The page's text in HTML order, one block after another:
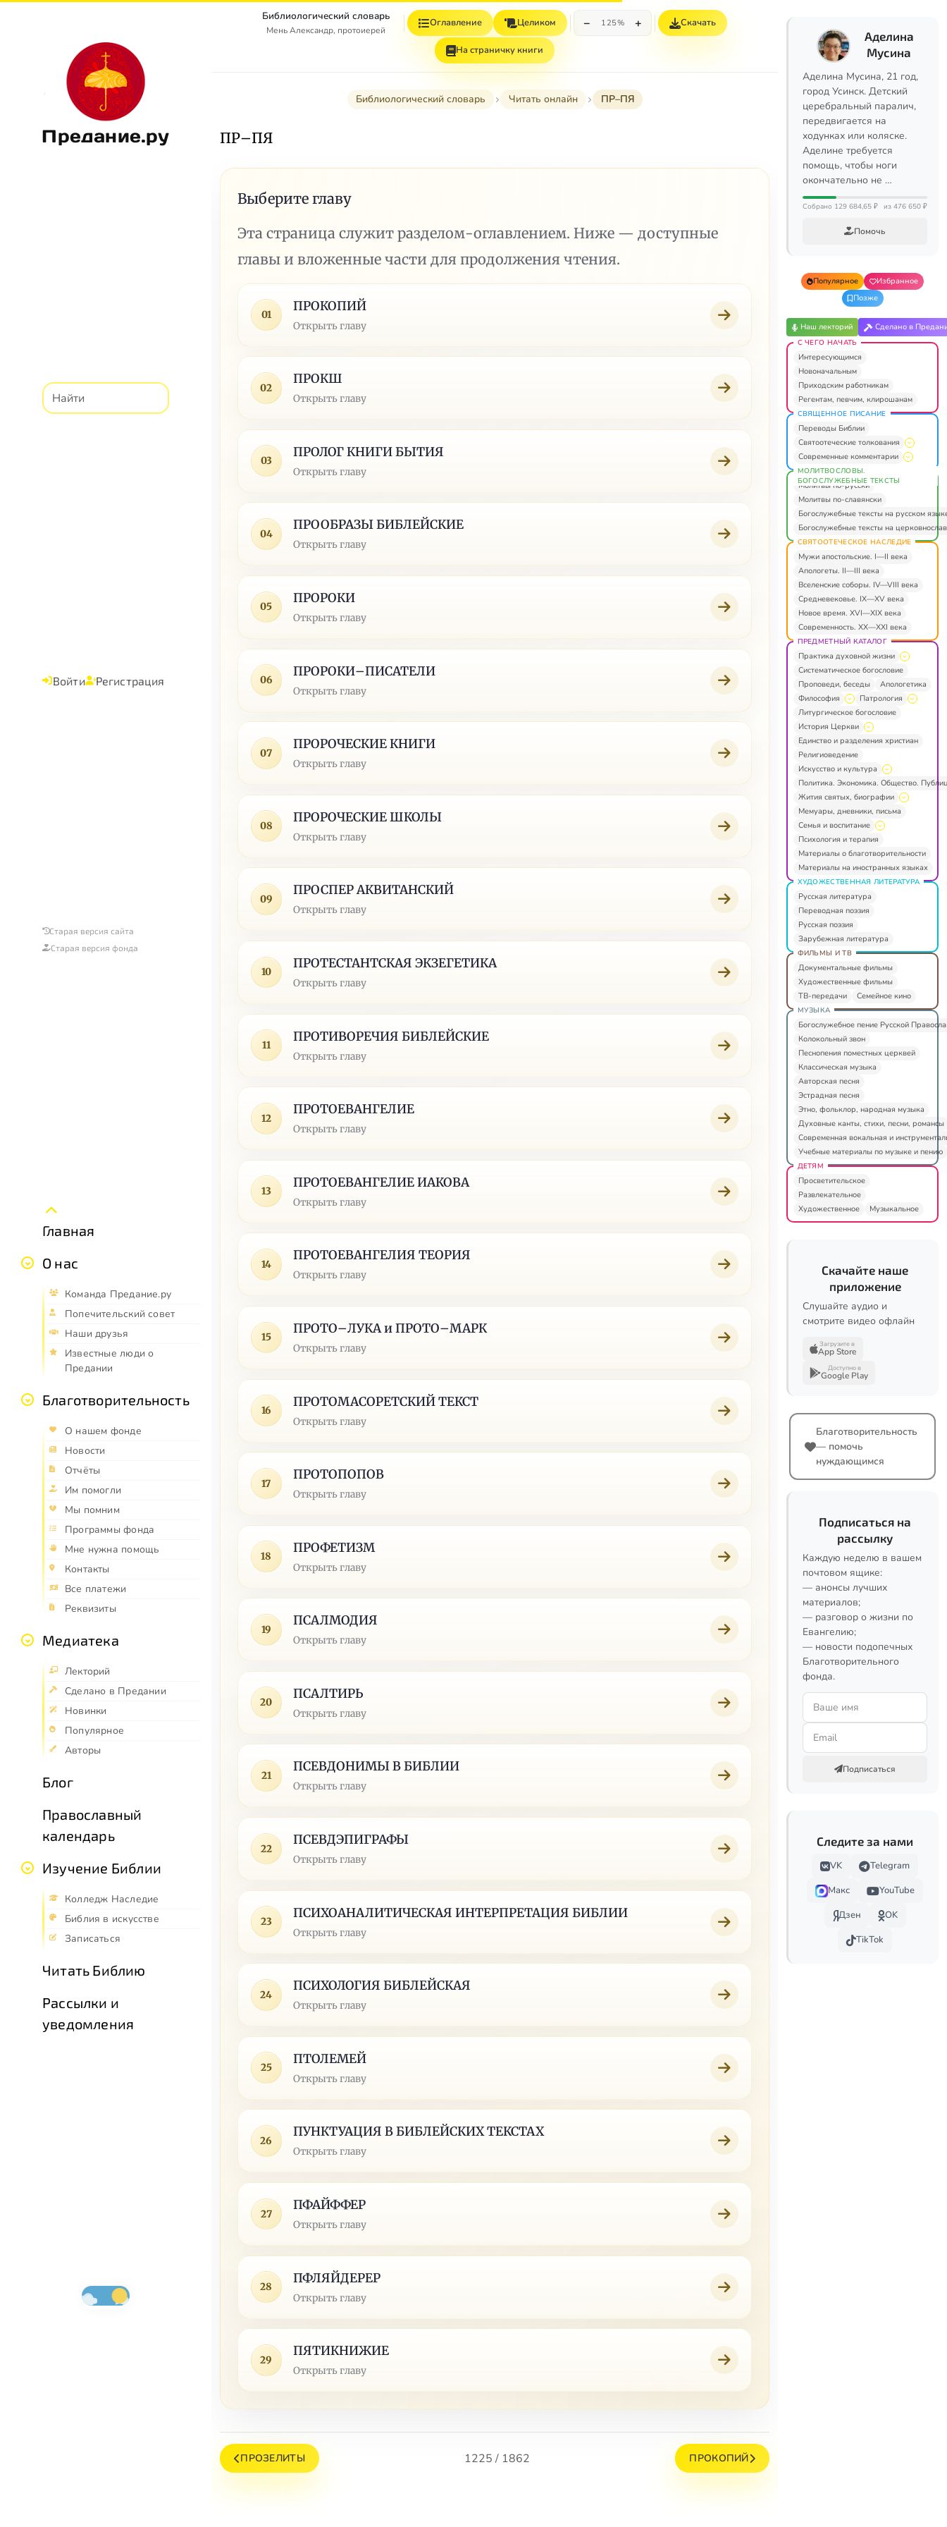
Предание.ру
Войти Регистрация
Старая версия сайта
Старая версия фонда
Главная
О нас
Команда Предание.ру
Попечительский совет
Наши друзья
Известные люди о
Предании
Благотворительность
О нашем фонде
Новости
Отчёты
Им помогли
Мы помним
Программы фонда
Мне нужна помощь
Контакты
Все платежи
Реквизиты
Медиатека
Лекторий
Сделано в Предании
Новинки
Популярное
Авторы
Блог
Православный
календарь
Изучение Библии
Колледж Наследие
Библия в искусстве
Записаться
Читать Библию
Рассылки и
уведомления
Библиологический словарь
Мень Александр, протоиерей
Оглавление Целиком − 125% + Скачать
На страничку книги
Библиологический словарь Читать онлайн ПР–ПЯ
ПР–ПЯ
Выберите главу
Эта страница служит разделом-оглавлением. Ниже — доступные
главы и вложенные части для продолжения чтения.
01
ПРОКОПИЙ
Открыть главу
02
ПРОКШ
Открыть главу
03
ПРОЛОГ КНИГИ БЫТИЯ
Открыть главу
04
ПРООБРАЗЫ БИБЛЕЙСКИЕ
Открыть главу
05
ПРОРОКИ
Открыть главу
06
ПРОРОКИ–ПИСАТЕЛИ
Открыть главу
07
ПРОРОЧЕСКИЕ КНИГИ
Открыть главу
08
ПРОРОЧЕСКИЕ ШКОЛЫ
Открыть главу
09
ПРОСПЕР АКВИТАНСКИЙ
Открыть главу
10
ПРОТЕСТАНТСКАЯ ЭКЗЕГЕТИКА
Открыть главу
11
ПРОТИВОРЕЧИЯ БИБЛЕЙСКИЕ
Открыть главу
12
ПРОТОЕВАНГЕЛИЕ
Открыть главу
13
ПРОТОЕВАНГЕЛИЕ ИАКОВА
Открыть главу
14
ПРОТОЕВАНГЕЛИЯ ТЕОРИЯ
Открыть главу
15
ПРОТО–ЛУКА и ПРОТО–МАРК
Открыть главу
16
ПРОТОМАСОРЕТСКИЙ ТЕКСТ
Открыть главу
17
ПРОТОПОПОВ
Открыть главу
18
ПРОФЕТИЗМ
Открыть главу
19
ПСАЛМОДИЯ
Открыть главу
20
ПСАЛТИРЬ
Открыть главу
21
ПСЕВДОНИМЫ В БИБЛИИ
Открыть главу
22
ПСЕВДЭПИГРАФЫ
Открыть главу
23
ПСИХОАНАЛИТИЧЕСКАЯ ИНТЕРПРЕТАЦИЯ БИБЛИИ
Открыть главу
24
ПСИХОЛОГИЯ БИБЛЕЙСКАЯ
Открыть главу
25
ПТОЛЕМЕЙ
Открыть главу
26
ПУНКТУАЦИЯ В БИБЛЕЙСКИХ ТЕКСТАХ
Открыть главу
27
ПФАЙФФЕР
Открыть главу
28
ПФЛЯЙДЕРЕР
Открыть главу
29
ПЯТИКНИЖИЕ
Открыть главу
ПРОЗЕЛИТЫ 1225 / 1862 ПРОКОПИЙ
Аделина
Мусина
Аделина Мусина, 21 год,
город Усинск. Детский
церебральный паралич,
передвигается на
ходунках или коляске.
Аделине требуется
помощь, чтобы ноги
окончательно не …
Собрано 129 684,65 ₽ из 476 650 ₽
Помочь
Популярное
Избранное
Позже
Наш лекторий Сделано в
С ЧЕГО НАЧАТЬ
Интересующимся
Новоначальным
Приходским работникам
Регентам, певчим, клирошанам
СВЯЩЕННОЕ ПИСАНИЕ
Переводы Библии
Святоотеческие толкования
Современные комментарии
МОЛИТВОСЛОВЫ.
БОГОСЛУЖЕБНЫЕ ТЕКСТЫ
Молитвы по-русски
Молитвы по-славянски
Богослужебные тексты на русском
Богослужебные тексты на
СВЯТООТЕЧЕСКОЕ НАСЛЕДИЕ
Мужи апостольские. I—II века
Апологеты. II—III века
Вселенские соборы. IV—VIII века
Средневековье. IX—XV века
Новое время. XVI—XIX века
Современность. XX—XXI века
ПРЕДМЕТНЫЙ КАТАЛОГ
Практика духовной жизни
Систематическое богословие
Проповеди, беседы
Апологетика
Философия
Патрология
Литургическое богословие
История Церкви
Единство и разделения христиан
Религиоведение
Искусство и культура
Политика. Экономика. Общество.
Жития святых, биографии
Мемуары, дневники, письма
Семья и воспитание
Психология и терапия
Материалы о благотворительности
Материалы на иностранных языках
ХУДОЖЕСТВЕННАЯ ЛИТЕРАТУРА
Русская литература
Переводная поэзия
Русская поэзия
Зарубежная литература
ФИЛЬМЫ И ТВ
Документальные фильмы
Художественные фильмы
ТВ-передачи
Семейное кино
МУЗЫКА
Богослужебное пение Русской
Колокольный звон
Песнопения поместных церквей
Классическая музыка
Авторская песня
Эстрадная песня
Этно, фольклор, народная музыка
Духовные канты, стихи, песни, романсы
Современная вокальная и
Учебные материалы по музыке и пению
ДЕТЯМ
Просветительское
Развлекательное
Художественное
Музыкальное
Скачайте наше
приложение
Слушайте аудио и
смотрите видео офлайн
Загрузите в
App Store
Доступно в
Google Play
Благотворительность
— помочь
нуждающимся
Подписаться на
рассылку
Каждую неделю в вашем
почтовом ящике:
— анонсы лучших
материалов;
— разговор о жизни по
Евангелию;
— новости подопечных
Благотворительного
фонда.
Подписаться
Следите за нами
VK
Telegram
Макс
YouTube
Дзен
OK
TikTok